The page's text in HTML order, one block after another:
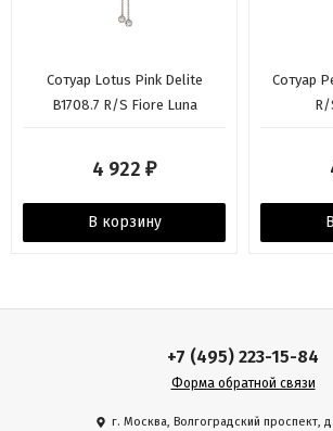
Сотуар Lotus Pink Delite
B1708.7 R/S Fiore Luna
4 922 ₽
В корзину
Сотуар
R/
+7 (495) 223-15-84
Форма обратной связи
г. Москва, Волгоградский проспект,